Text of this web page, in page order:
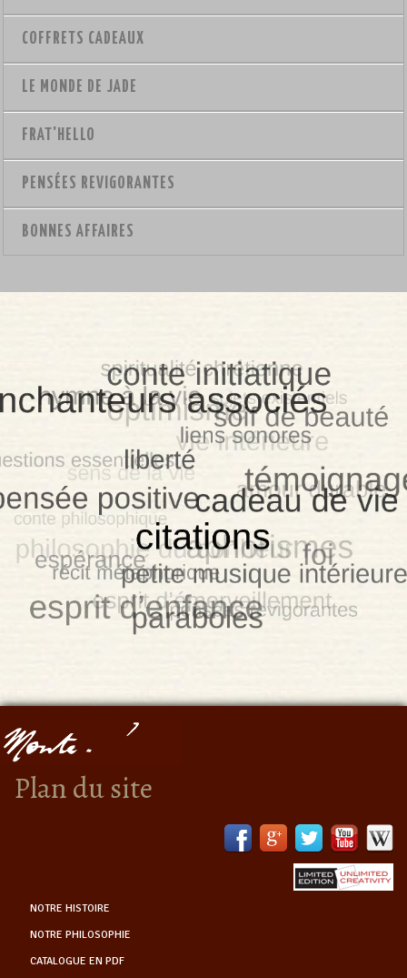
COFFRETS CADEAUX
LE MONDE DE JADE
FRAT'HELLO
PENSÉES REVIGORANTES
BONNES AFFAIRES
Plan du site
NOTRE HISTOIRE
NOTRE PHILOSOPHIE
CATALOGUE EN PDF